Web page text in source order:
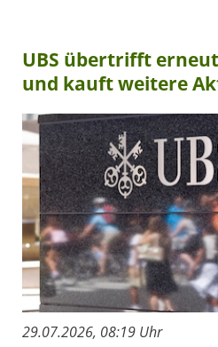
UBS übertrifft
und kauft weitere
29.07.2026, 08:19 Uhr